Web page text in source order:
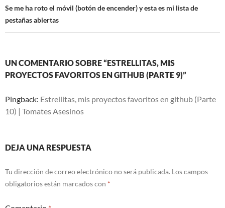
Se me ha roto el móvil (botón de encender) y esta es mi lista de
pestañas abiertas
UN COMENTARIO SOBRE “ESTRELLITAS, MIS
PROYECTOS FAVORITOS EN GITHUB (PARTE 9)”
Pingback: Estrellitas, mis proyectos favoritos en github (Parte
10) | Tomates Asesinos
DEJA UNA RESPUESTA
Tu dirección de correo electrónico no será publicada. Los campos
obligatorios están marcados con *